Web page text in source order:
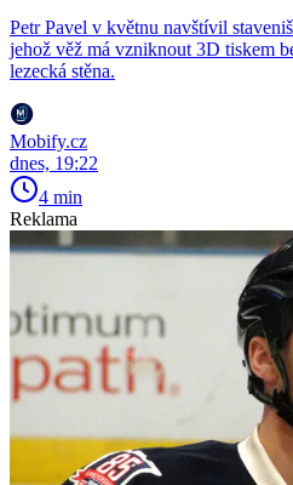
Petr Pavel v květnu navštívil
jehož věž má vzniknout 3D tiskem
lezecká stěna.
Mobify.cz
dnes, 19:22
4 min
Reklama